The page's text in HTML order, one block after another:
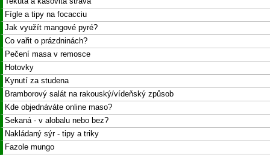
Fígle a tipy na focacciu
Jak využít mangové pyré?
Co vařit o prázdninách?
Pečení masa v remosce
Hotovky
Kynutí za studena
Bramborový salát na rakouský/vídeňský způsob
Kde objednáváte online maso?
Sekaná - v alobalu nebo bez?
Nakládaný sýr - tipy a triky
Fazole mungo